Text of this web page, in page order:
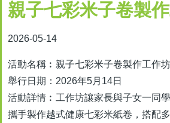
連
結
親子七彩米子卷製
2026-05-14
活動名稱︰親子七彩米子卷製作工作坊
舉行日期：2026年5月14日
活動詳情︰工作坊讓家長與子女一同
攜手製作越式健康七彩米紙卷，搭配